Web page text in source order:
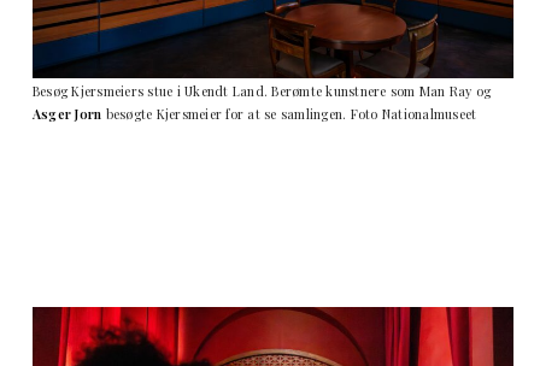
Besøg Kjersmeiers stue i Ukendt Land. Berømte kunstnere som Man Ray og
Asger Jorn besøgte Kjersmeier for at se samlingen. Foto Nationalmuseet